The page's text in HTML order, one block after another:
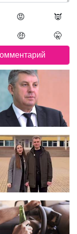
😡 👿
🤑 🤫